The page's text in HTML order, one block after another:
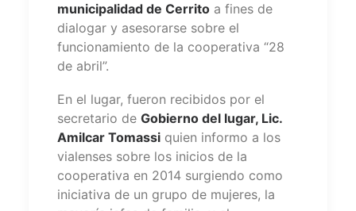
municipalidad de Cerrito a fines de
dialogar y asesorarse sobre el
funcionamiento de la cooperativa “28
de abril”.
En el lugar, fueron recibidos por el
secretario de Gobierno del lugar, Lic.
Amilcar Tomassi quien informo a los
vialenses sobre los inicios de la
cooperativa en 2014 surgiendo como
iniciativa de un grupo de mujeres, la